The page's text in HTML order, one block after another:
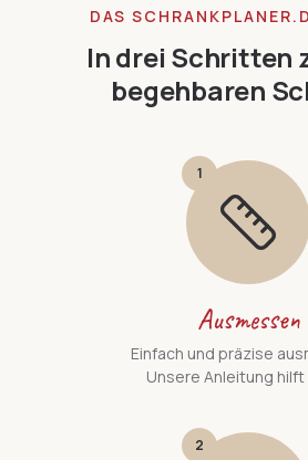
DAS
In drei Schritten
begehbaren
1
Ausmessen
Einfach und präzise
Unsere Anleitung hilft
2